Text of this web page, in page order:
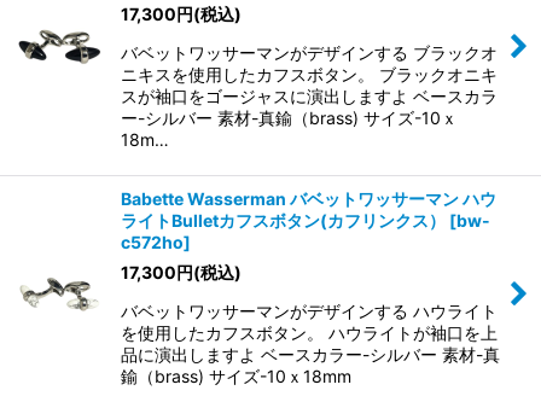
17,300円(税込)
バベットワッサーマンがデザインする ブラックオ
ニキスを使用したカフスボタン。 ブラックオニキ
スが袖口をゴージャスに演出しますよ ベースカラ
ー-シルバー 素材-真鍮（brass) サイズ-10ｘ
18m…
Babette Wasserman バベットワッサーマン ハウ
ライトBulletカフスボタン(カフリンクス）
[bw-
c572ho]
17,300円(税込)
バベットワッサーマンがデザインする ハウライト
を使用したカフスボタン。 ハウライトが袖口を上
品に演出しますよ ベースカラー-シルバー 素材-真
鍮（brass) サイズ-10ｘ18mm